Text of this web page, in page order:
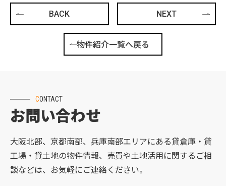
BACK
物件紹介一覧へ戻る
NEXT
CONTACT
お問い合わせ
大阪北部、京都南部、兵庫南部エリアにある貸倉庫・貸
工場・貸土地の物件情報、売買や土地活用に関するご相
談などは、お気軽にご連絡ください。